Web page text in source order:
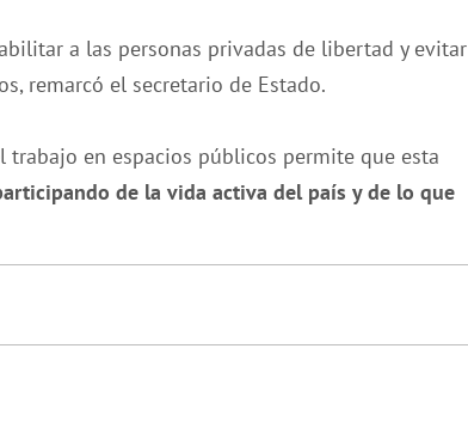
a las personas privadas de libertad y evitar
remarcó el secretario de Estado.
en espacios públicos permite que esta
de la vida activa del país y de lo que